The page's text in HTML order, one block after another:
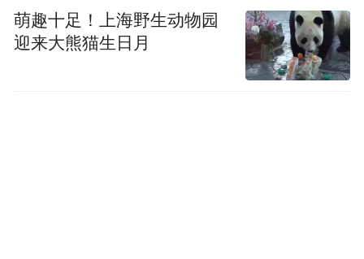
萌趣十足！上海野生动物园
迎来大熊猫生日月